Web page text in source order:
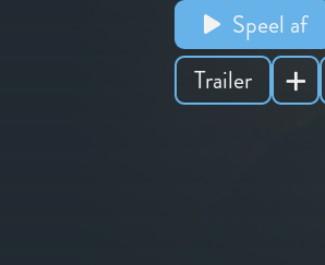
Speel af
Trailer